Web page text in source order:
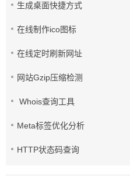
生成桌面快捷方式
在线制作ico图标
在线定时刷新网址
网站Gzip压缩检测
Whois查询工具
Meta标签优化分析
HTTP状态码查询